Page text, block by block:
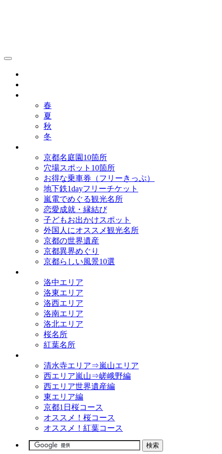
春
夏
秋
冬
京都名庭園10箇所
穴場スポット10箇所
お得な乗車券（フリーきっぷ）
地下鉄1dayフリーチケット
嵐電でめぐる観光名所
恋愛成就・縁結び
子どもお出かけスポット
外国人にオススメ観光名所
京都の世界遺産
京都異界めぐり
京都らしい風景10選
洛中エリア
洛東エリア
洛西エリア
洛南エリア
洛北エリア
桜名所
紅葉名所
清水寺エリア⇒嵐山エリア
西エリア嵐山⇒嵯峨野編
西エリア世界遺産編
東エリア編
京都1日桜コース
オススメ！桜コース
オススメ！紅葉コース